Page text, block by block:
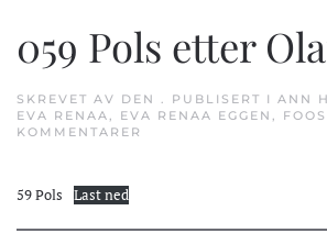
059 Pols etter
SKREVET AV DEN . PUBLISERT I ANN
EVA RENAA, EVA RENAA EGGEN ,
KOMMENTARER
59 Pols Last ned